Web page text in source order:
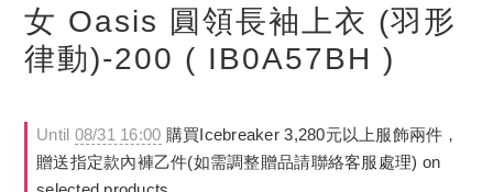
女 Oasis 圓領長袖上衣 (羽形
律動)-200 ( IB0A57BH )
Until 08/31 16:00 購買Icebreaker 3,280元以上服飾兩件，
贈送指定款內褲乙件(如需調整贈品請聯絡客服處理) on